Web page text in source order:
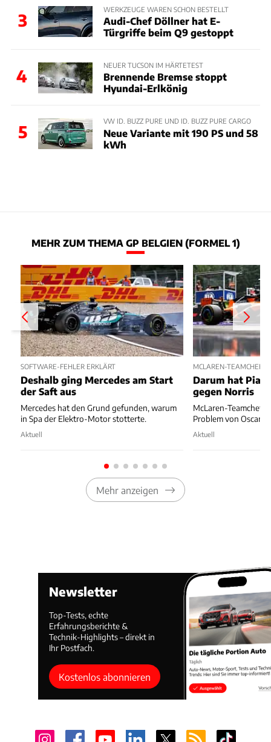
3
WERKZEUGE WAREN SCHON BESTELLT
Audi-Chef Döllner hat E-
Türgriffe beim Q9 gestoppt
4
NEUER TUCSON IM HÄRTETEST
Brennende Bremse stoppt
Hyundai-Erlkönig
5
VW ID. BUZZ PURE UND ID. BUZZ PURE CARGO
Neue Variante mit 190 PS und 58
kWh
MEHR ZUM THEMA GP BELGIEN (FORMEL 1)
SOFTWARE-FEHLER ERKLÄRT
Deshalb ging Mercedes am Start
der Saft aus
Mercedes hat den Grund gefunden, warum
in Spa der Elektro-Motor stotterte.
Aktuell
MCLAREN-TEAMCHEF
Darum hat
gegen Norris
McLaren-Teamchef
Problem von Oscar
Aktuell
Mehr anzeigen
Newsletter
Top-Tests, echte
Erfahrungsberichte &
Technik-Highlights – direkt in
Ihr Postfach.
Kostenlos abonnieren